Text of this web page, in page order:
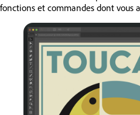
fonctions et commandes dont vous